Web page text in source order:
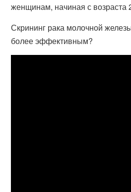
женщинам, начиная с возраста
Скрининг рака молочной
более эффективным?